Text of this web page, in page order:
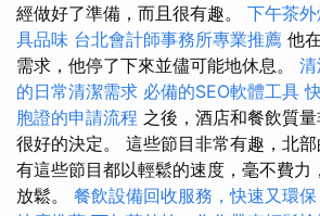
經做好了準備，而且很有趣。 下午茶
具品味 台北會計師事務所專業推薦 他
需求，他停了下來並儘可能地休息。
的日常清潔需求 必備的SEO軟體工具
胞證的申請流程 之後，酒店和餐飲質
很好的決定。 這些節目非常有趣，北
有這些節目都以輕鬆的速度，毫不費力
放鬆。 餐飲設備回收服務，快速又環保